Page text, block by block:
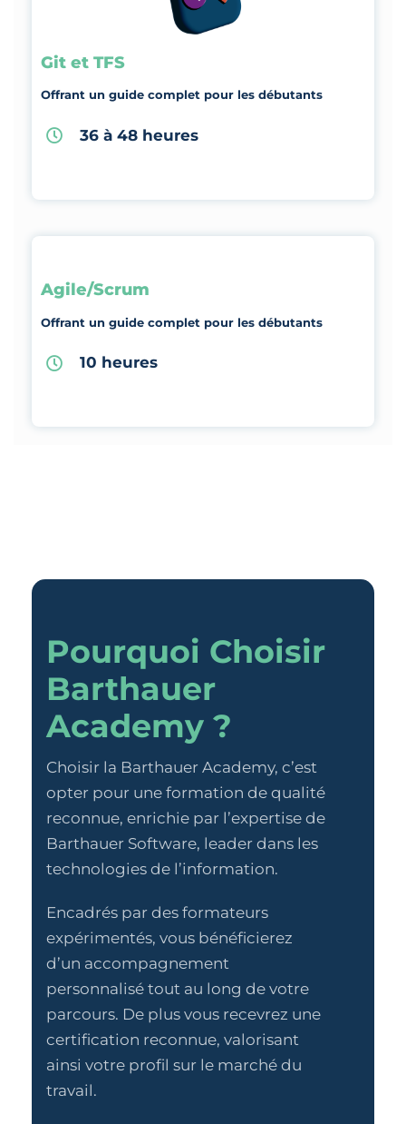
Git et TFS
Offrant un guide complet pour les débutants
36 à 48 heures
Agile/Scrum
Offrant un guide complet pour les débutants
10 heures
Pourquoi Choisir
Barthauer
Academy ?
Choisir la Barthauer Academy, c’est
opter pour une formation de qualité
reconnue, enrichie par l’expertise de
Barthauer Software, leader dans les
technologies de l’information.
Encadrés par des formateurs
expérimentés, vous bénéficierez
d’un accompagnement
personnalisé tout au long de votre
parcours. De plus vous recevrez une
certification reconnue, valorisant
ainsi votre profil sur le marché du
travail.